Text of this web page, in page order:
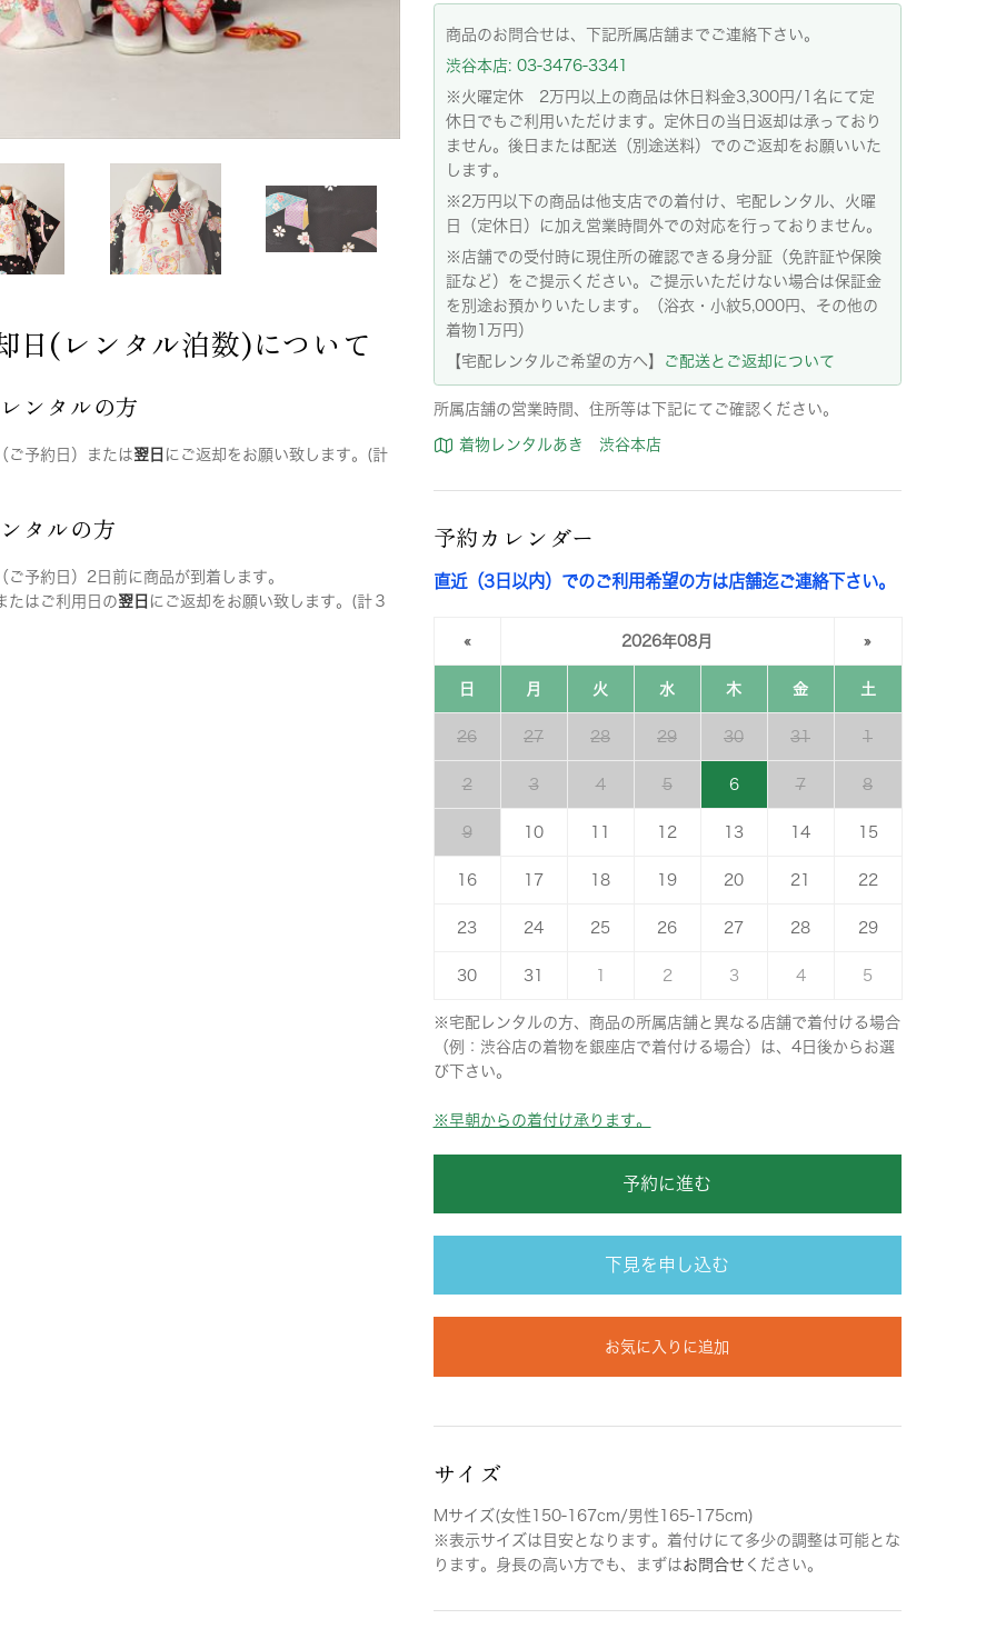
日(レンタル泊数)について
ンタルの方
ご予約日）または翌日 にご返却をお願い致します。(計
タルの方
ご予約日）2日前に商品が到着します。
たはご利用日の翌日 にご返却をお願い致します。(計３
商品のお問合せは、下記所属店舗までご連絡下さい。
渋谷本店: 03-3476-3341
※火曜定休 2万円以上の商品は休日料金3,300円/1名にて定
休日でもご利用いただけます。定休日の当日返却は承っており
ません。後日または配送（別途送料）でのご返却をお願いいた
します。
※2万円以下の商品は他支店での着付け、宅配レンタル、火曜
日（定休日）に加え営業時間外での対応を行っておりません。
※店舗での受付時に現住所の確認できる身分証（免許証や保険
証など）をご提示ください。ご提示いただけない場合は保証金
を別途お預かりいたします。（浴衣・小紋5,000円、その他の
着物1万円）
【宅配レンタルご希望の方へ】
ご配送とご返却について
所属店舗の営業時間、住所等は下記にてご確認ください。
着物レンタルあき 渋谷本店
予約カレンダー
直近（3日以内）でのご利用希望の方は店舗迄ご連絡下さい。
« 2026年08月 »
日 月 火 水 木 金 土
26 27 28 29 30 31 1
2 3 4 5 6 7 8
9 10 12 13 14 15
16 17 18 19 20 21 22
23 24 25 26 27 28 29
30 31 2 3 4 5
※宅配レンタルの方、商品の所属店舗と異なる店舗で着付ける場合
（例：渋谷店の着物を銀座店で着付ける場合）は、4日後からお選
び下さい。
※早朝からの着付け承ります。
予約に進む
下見を申し込む
お気に入りに追加
サイズ
Mサイズ(女性150-167cm/男性165-175cm)
※表示サイズは目安となります。着付けにて多少の調整は可能とな
ります。身長の高い方でも、まずはお問合せ ください。